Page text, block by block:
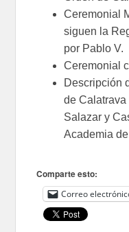
Ceremonial
siguen la
por Pablo V.
Ceremonial
Descripción
de
Salazar y
Academia
Comparte esto:
Correo